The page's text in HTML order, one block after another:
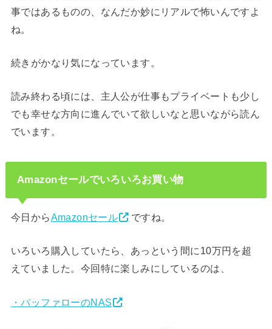
事ではあるものの、なんだか妙にリアルで怖いんですよ
ね。
続きがかなり気になっています。
読み終わる頃には、主人公が仕事もプライベートも少し
でも幸せな方向に進んでいて欲しいなと思いながら読ん
でいます。
Amazonセールでいろいろお買い物
今日からAmazonセール ですね。
いろいろ購入していたら、あっという間に10万円を超
えていました。今回特に楽しみにしているのは、
・バッファローのNAS